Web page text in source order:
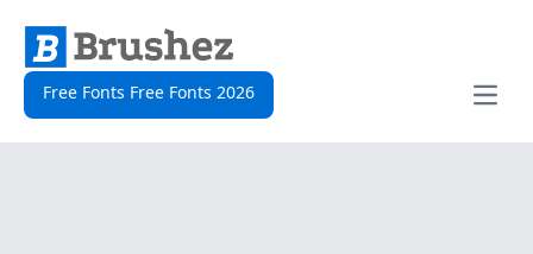
Free Fonts Free Fonts 2026
Open